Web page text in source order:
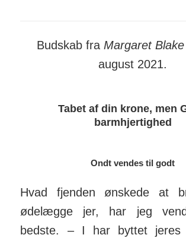
Budskab fra Margaret Blake
august 2021.
Tabet af din krone, men
barmhjertighed
Ondt vendes til godt
Hvad fjenden ønskede at
ødelægge jer, har jeg
bedste. – I har byttet jeres